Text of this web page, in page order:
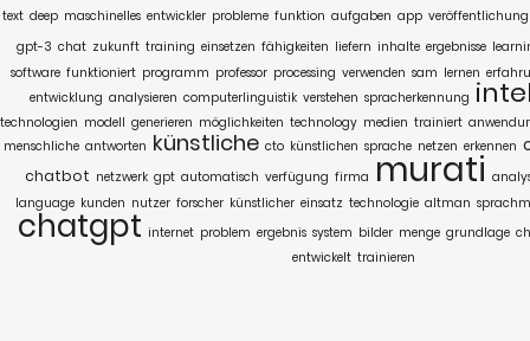
text deep maschinelles entwickler probleme funktion aufgaben app veröffentlichung
gpt-3 chat zukunft training einsetzen fähigkeiten liefern inhalte ergebnisse
software funktioniert programm professor processing verwenden sam lernen
entwicklung analysieren computerlinguistik verstehen spracherkennung
technologien modell generieren möglichkeiten technology medien trainiert
menschliche antworten künstliche cto künstlichen sprache netzen erkennen
chatbot netzwerk gpt automatisch verfügung firma murati
language kunden nutzer forscher künstlicher einsatz technologie altman
chatgpt internet problem ergebnis system bilder menge grundlage
entwickelt trainieren